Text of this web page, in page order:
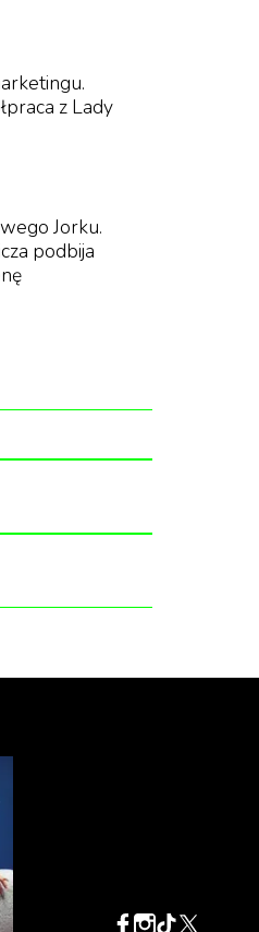
z Lady
Jorku.
podbija